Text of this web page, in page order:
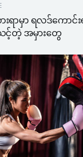
ားရာမှာ ရလဒ်ကော
င့်တဲ့ အမှားတွေ